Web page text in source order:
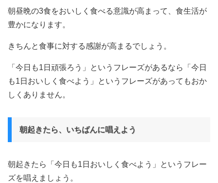
朝昼晩の3食をおいしく食べる意識が高まって、食生活が
豊かになります。
きちんと食事に対する感謝が高まるでしょう。
「今日も1日頑張ろう」というフレーズがあるなら「今日
も1日おいしく食べよう」というフレーズがあってもおか
しくありません。
朝起きたら、いちばんに唱えよう
朝起きたら「今日も1日おいしく食べよう」というフレー
ズを唱えましょう。